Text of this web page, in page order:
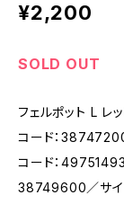
¥2,200
SOLD OUT
フェルポット L レ
コード：
コード：
38749600／サイ